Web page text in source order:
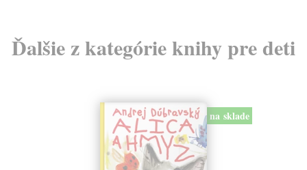
Ďalšie z kategórie knihy pre deti
na sklade